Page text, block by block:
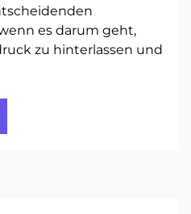
es darum geht,
zu hinterlassen und